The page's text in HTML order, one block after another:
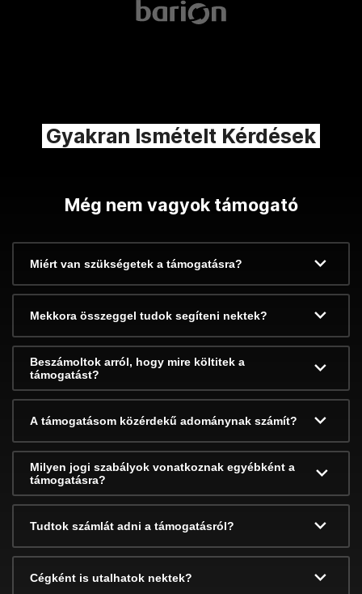
Gyakran Ismételt Kérdések
Még nem vagyok támogató
Miért van szükségetek a támogatásra?
Mekkora összeggel tudok segíteni nektek?
Beszámoltok arról, hogy mire költitek a
támogatást?
A támogatásom közérdekű adománynak számít?
Milyen jogi szabályok vonatkoznak egyébként a
támogatásra?
Tudtok számlát adni a támogatásról?
Cégként is utalhatok nektek?